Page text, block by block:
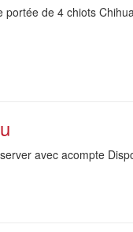
portée de 4 chiots
avec acompte